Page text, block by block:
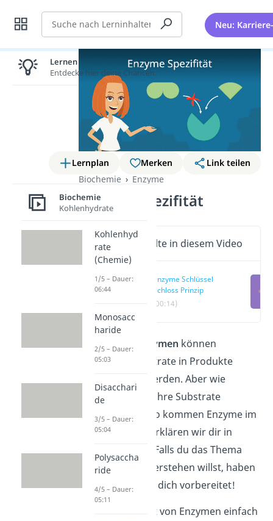
Suche Neu:
Lernplan Merken
Link teilen
Biochemie
Enzyme
Enzyme Spezifität
Wichtige Inhalte in diesem Video
Enzyme Schlüssel
Schloss Prinzip
(00:14)
Mithilfe von Enzymen können
bestimmte Substrate in Produkte
umgewandelt werden. Aber wie
können Enzyme ihre Substrate
erkennen und wo kommen Enzyme im
Alltag vor? Das erklären wir dir in
diesem Beitrag! Falls du das Thema
noch schneller verstehen willst, haben
wir ein Video
für dich vorbereitet!
Um die Spezifität von Enzymen einfach
Lernen lohnt sich!
Entdecke hier deine Chancen.
Biochemie
Kohlenhydrate
Kohlenhyd
rate
(Chemie)
1/5 – Dauer:
06:44
Monosacc
haride
2/5 – Dauer:
05:03
Disacchari
de
3/5 – Dauer:
05:04
Polysaccha
ride
4/5 – Dauer:
05:11